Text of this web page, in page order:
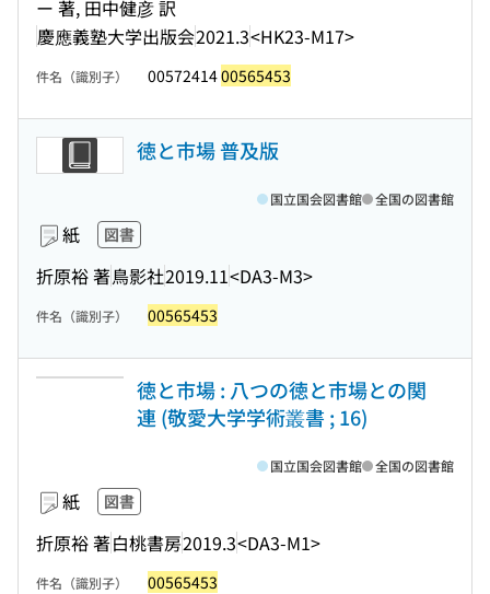
ー 著, 田中健彦 訳
慶應義塾大学出版会2021.3<HK23-M17>
件名（識別子） 0057241400565453
徳と市場 普及版
紙 図書
折原裕 著鳥影社2019.11<DA3-M3>
国立国会図書館 全国の図書館
件名（識別子） 00565453
徳と市場 : 八つの徳と市場との関
連 (敬愛大学学術叢書 ; 16)
紙 図書
折原裕 著白桃書房2019.3<DA3-M1>
国立国会図書館 全国の図書館
件名（識別子） 00565453